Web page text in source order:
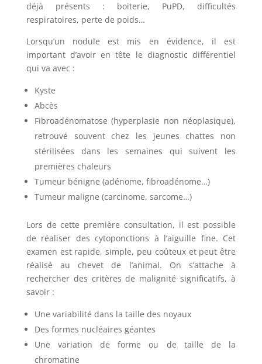
déjà présents : boiterie, PuPD, difficultés
respiratoires, perte de poids…
Lorsqu’un nodule est mis en évidence, il est
important d’avoir en tête le diagnostic différentiel
qui va avec :
Kyste
Abcès
Fibroadénomatose (hyperplasie non néoplasique),
retrouvé souvent chez les jeunes chattes non
stérilisées dans les semaines qui suivent les
premières chaleurs
Tumeur bénigne (adénome, fibroadénome…)
Tumeur maligne (carcinome, sarcome…)
Lors de cette première consultation, il est possible
de réaliser des cytoponctions à l’aiguille fine. Cet
examen est rapide, simple, peu coûteux et peut être
réalisé au chevet de l’animal. On s’attache à
rechercher des critères de malignité significatifs, à
savoir :
Une variabilité dans la taille des noyaux
Des formes nucléaires géantes
Une variation de forme ou de taille de la
chromatine